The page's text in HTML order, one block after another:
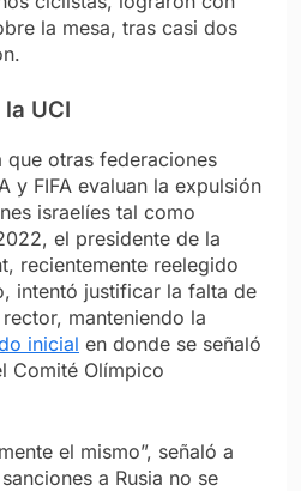
la mesa, tras casi dos
UCI
que otras federaciones
y FIFA evaluan la expulsión
israelíes tal como
el presidente de la
recientemente reelegido
intentó justificar la falta de
manteniendo la
inicial en donde se señaló
Comité Olímpico
el mismo”, señaló a
a Rusia no se